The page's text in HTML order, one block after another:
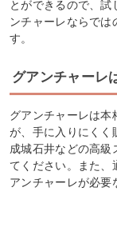
とができるので、試
ンチャーレならでは
す。
グアンチャーレ
グアンチャーレは本
が、手に入りにくく
成城石井などの高級
てください。また、
アンチャーレが必要